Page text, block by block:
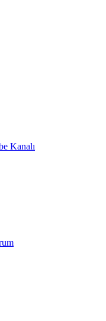
Kanalı